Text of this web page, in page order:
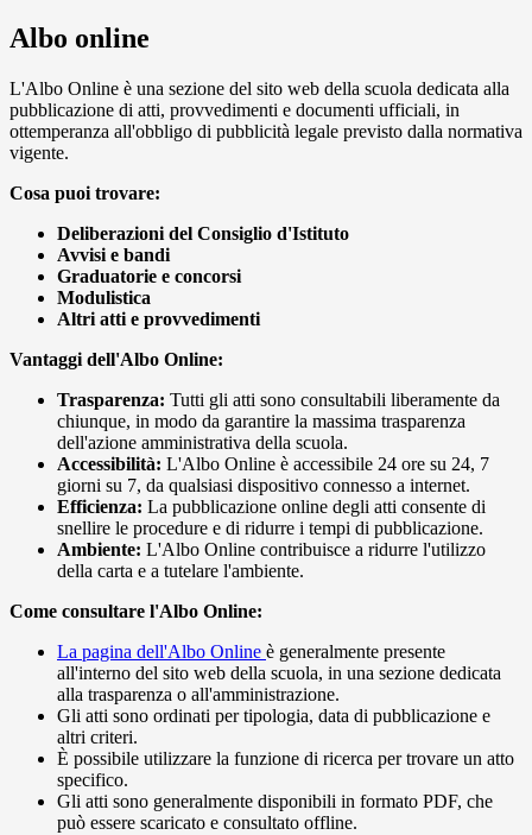
Albo online
L'Albo Online è una sezione del sito web della scuola dedicata alla
pubblicazione di atti, provvedimenti e documenti ufficiali, in
ottemperanza all'obbligo di pubblicità legale previsto dalla normativa
vigente.
Cosa puoi trovare:
Deliberazioni del Consiglio d'Istituto
Avvisi e bandi
Graduatorie e concorsi
Modulistica
Altri atti e provvedimenti
Vantaggi dell'Albo Online:
Trasparenza: Tutti gli atti sono consultabili liberamente da
chiunque, in modo da garantire la massima trasparenza
dell'azione amministrativa della scuola.
Accessibilità: L'Albo Online è accessibile 24 ore su 24, 7
giorni su 7, da qualsiasi dispositivo connesso a internet.
Efficienza: La pubblicazione online degli atti consente di
snellire le procedure e di ridurre i tempi di pubblicazione.
Ambiente: L'Albo Online contribuisce a ridurre l'utilizzo
della carta e a tutelare l'ambiente.
Come consultare l'Albo Online:
La pagina dell'Albo Online è generalmente presente
all'interno del sito web della scuola, in una sezione dedicata
alla trasparenza o all'amministrazione.
Gli atti sono ordinati per tipologia, data di pubblicazione e
altri criteri.
È possibile utilizzare la funzione di ricerca per trovare un atto
specifico.
Gli atti sono generalmente disponibili in formato PDF, che
può essere scaricato e consultato offline.